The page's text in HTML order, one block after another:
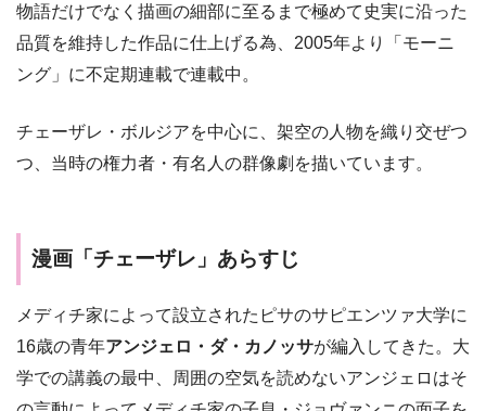
物語だけでなく描画の細部に至るまで極めて史実に沿った
品質を維持した作品に仕上げる為、2005年より「モーニ
ング」に不定期連載で連載中。
チェーザレ・ボルジアを中心に、架空の人物を織り交ぜつ
つ、当時の権力者・有名人の群像劇を描いています。
漫画「チェーザレ」あらすじ
メディチ家によって設立されたピサのサピエンツァ大学に
16歳の青年アンジェロ・ダ・カノッサが編入してきた。大
学での講義の最中、周囲の空気を読めないアンジェロはそ